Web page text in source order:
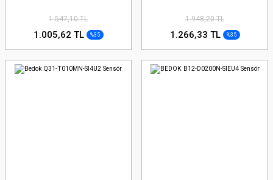
1.547,10 TL
1.005,62 TL %35
1.948,20 TL
1.266,33 TL %35